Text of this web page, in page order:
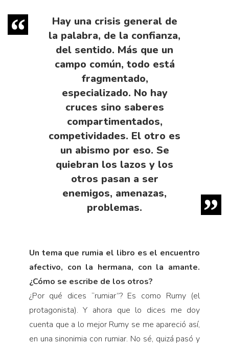
Hay una crisis general de
la palabra, de la confianza,
del sentido. Más que un
campo común, todo está
fragmentado,
especializado. No hay
cruces sino saberes
compartimentados,
competividades. El otro es
un abismo por eso. Se
quiebran los lazos y los
otros pasan a ser
enemigos, amenazas,
problemas.
Un tema que rumia el libro es el encuentro
afectivo, con la hermana, con la amante.
¿Cómo se escribe de los otros?
¿Por qué dices “rumiar”? Es como Rumy (el
protagonista). Y ahora que lo dices me doy
cuenta que a lo mejor Rumy se me apareció así,
en una sinonimia con rumiar. No sé, quizá pasó y